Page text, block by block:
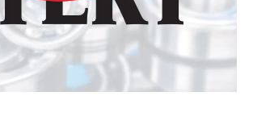
収
の
企
業
研